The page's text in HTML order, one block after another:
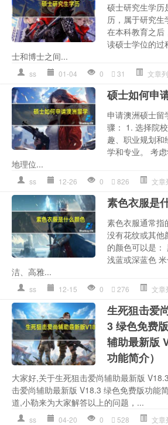
硕士研究生学历
历，属于研究
在本科教育之后
读硕士学位的过
士和博士之间...
ss 01-04 0 31 文章
硕士如何申
申请澳洲硕士
骤： 1. 选择院
趣、职业规划和
学和专业。 考
地理位...
ss 12-26 0 826 文章
素色衣服是
素色衣服通常指
没有花纹或其他
的颜色可以是
浅蓝或深蓝色
洁、高雅...
ss 12-15 0 276 文章
生死狙击爱
3 绿色免费
辅助最新版
功能简介）
大家好,关于生死狙击爱尚辅助最新版
击爱尚辅助最新版 V18.3 绿色免费版功能
道,小勒来为大家解答以上的问题，...
ss 04-20 0 528 文章